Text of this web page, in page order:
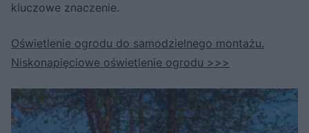
kluczowe znaczenie.
Oświetlenie ogrodu do samodzielnego montażu.
Niskonapięciowe oświetlenie ogrodu >>>